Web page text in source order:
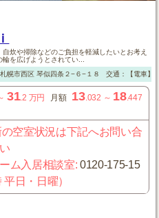
炊や掃除などのご負担を軽減したいとお考え
を広げようとされてい...
札幌市西区 琴似四条２−６−１８ 交通：【電車】
31.2 万円 月額 13.032 ～ 18.447
空室状況は下記へお問い合
ム入居相談室:0120-175-15
平日・日曜）